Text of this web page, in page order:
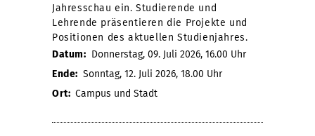
Jahresschau ein. Studierende und
Lehrende präsentieren die Projekte und
Positionen des aktuellen Studienjahres.
Datum: Donnerstag, 09. Juli 2026, 16.00 Uhr
Ende: Sonntag, 12. Juli 2026, 18.00 Uhr
Ort: Campus und Stadt